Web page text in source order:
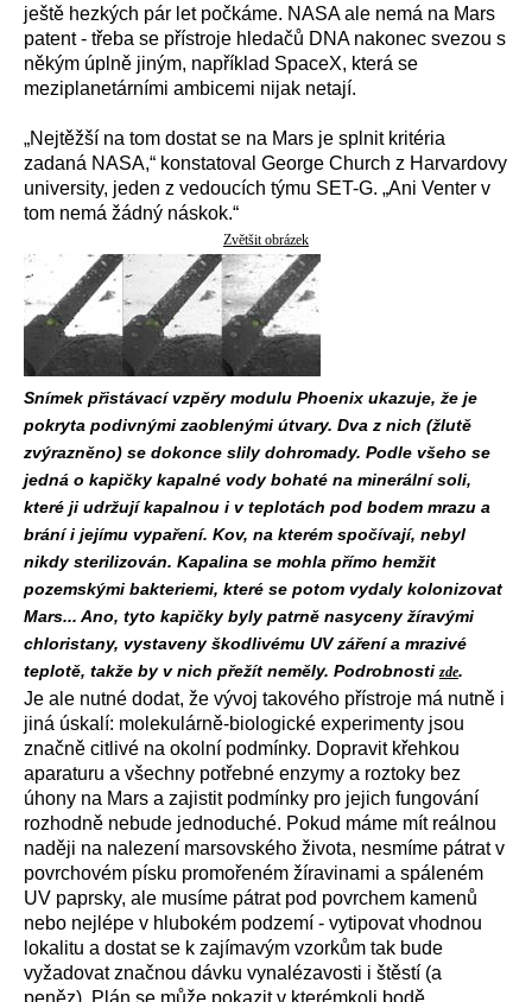
ještě hezkých pár let počkáme. NASA ale nemá na Mars
patent - třeba se přístroje hledačů DNA nakonec svezou s
někým úplně jiným, například SpaceX, která se
meziplanetárními ambicemi nijak netají.
„Nejtěžší na tom dostat se na Mars je splnit kritéria
zadaná NASA,“ konstatoval George Church z Harvardovy
university, jeden z vedoucích týmu SET-G. „Ani Venter v
tom nemá žádný náskok.“
Zvětšit obrázek
Snímek přistávací vzpěry modulu Phoenix ukazuje, že je
pokryta podivnými zaoblenými útvary. Dva z nich (žlutě
zvýrazněno) se dokonce slily dohromady. Podle všeho se
jedná o kapičky kapalné vody bohaté na minerální soli,
které ji udržují kapalnou i v teplotách pod bodem mrazu a
brání i jejímu vypaření. Kov, na kterém spočívají, nebyl
nikdy sterilizován. Kapalina se mohla přímo hemžit
pozemskými bakteriemi, které se potom vydaly kolonizovat
Mars... Ano, tyto kapičky byly patrně nasyceny žíravými
chloristany, vystaveny škodlivému UV záření a mrazivé
teplotě, takže by v nich přežít neměly. Podrobnosti zde.
Je ale nutné dodat, že vývoj takového přístroje má nutně i
jiná úskalí: molekulárně-biologické experimenty jsou
značně citlivé na okolní podmínky. Dopravit křehkou
aparaturu a všechny potřebné enzymy a roztoky bez
úhony na Mars a zajistit podmínky pro jejich fungování
rozhodně nebude jednoduché. Pokud máme mít reálnou
naději na nalezení marsovského života, nesmíme pátrat v
povrchovém písku promořeném žíravinami a spáleném
UV paprsky, ale musíme pátrat pod povrchem kamenů
nebo nejlépe v hlubokém podzemí - vytipovat vhodnou
lokalitu a dostat se k zajímavým vzorkům tak bude
vyžadovat značnou dávku vynalézavosti i štěstí (a
peněz). Plán se může pokazit v kterémkoli bodě...